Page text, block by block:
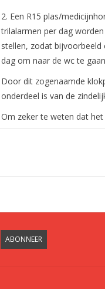
2. Een R15 plas/
trilalarmen per dag
stellen, zodat bijvoorbeeld
dag om naar de wc te
Door dit zogenaamde
onderdeel is van de
Om zeker te weten dat
3. Ons boekje Juf Sas en
Absorptievermogen
ABONNEER